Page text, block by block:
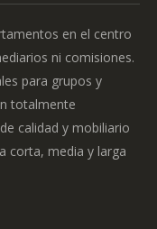
en el centro
ni comisiones.
para grupos y
totalmente
calidad y mobiliario
corta, media y larga